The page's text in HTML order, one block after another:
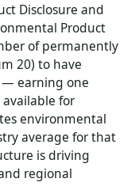
Disclosure and
Product
of permanently
20) to have
— earning one
for
environmental
average for that
is driving
regional